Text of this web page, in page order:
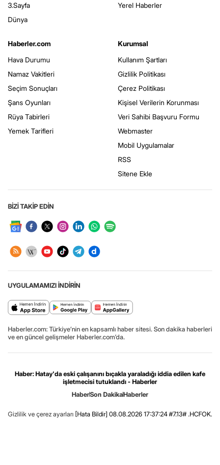
3.Sayfa
Dünya
Yerel Haberler
Haberler.com
Hava Durumu
Namaz Vakitleri
Seçim Sonuçları
Şans Oyunları
Rüya Tabirleri
Yemek Tarifleri
Kurumsal
Kullanım Şartları
Gizlilik Politikası
Çerez Politikası
Kişisel Verilerin Korunması
Veri Sahibi Başvuru Formu
Webmaster
Mobil Uygulamalar
RSS
Sitene Ekle
BİZİ TAKİP EDİN
UYGULAMAMIZI İNDİRİN
Haberler.com: Türkiye’nin en kapsamlı haber sitesi. Son dakika haberleri
ve en güncel gelişmeler Haberler.com’da.
Haber: Hatay'da eski çalışanını bıçakla yaraladığı iddia edilen kafe
işletmecisi tutuklandı - Haberler
HaberSon DakikaHaberler
Gizlilik ve çerez ayarları [Hata Bildir] 08.08.2026 17:37:24 #7.13# .HCFOK.